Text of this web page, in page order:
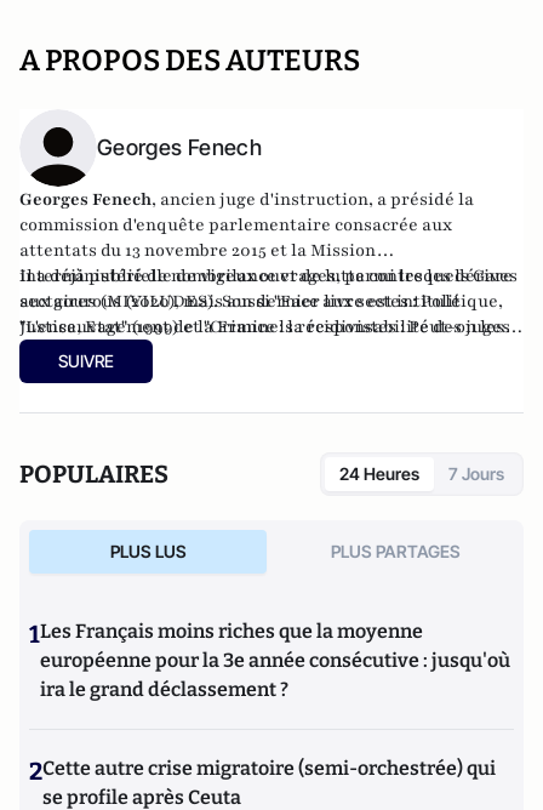
A PROPOS DES AUTEURS
Georges Fenech
Georges Fenech, ancien juge d'instruction, a présidé la
commission d'enquête parlementaire consacrée aux
attentats du 13 novembre 2015 et la Mission
interministérielle de vigilance et de lutte contre les dérives
sectaires (MIVILUDES). Son dernier livre est intitulé
"L'ensauvagement de la France : la responsabilité des juges
et des politiques" (2023) aux éditions du Rocher.
Il a déjà publié de nombreux ouvrages, parmi lesquels Gare
aux gourous (2020), mais aussi "Face aux sectes : Politique,
Justice, Etat" (1999) et "Criminels récidivistes : Peut-on les
laisser sortir ?
" (2007).
SUIVRE
POPULAIRES 24 Heures 7 Jours
PLUS LUS PLUS PARTAGES
1Les Français moins riches que la moyenne
européenne pour la 3e année consécutive : jusqu'où
ira le grand déclassement ?
2Cette autre crise migratoire (semi-orchestrée) qui
se profile après Ceuta